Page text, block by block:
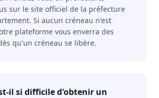
sur le site officiel de la préfecture
Si aucun créneau n'est
plateforme vous enverra des
qu'un créneau se libère.
il si difficile d'obtenir un